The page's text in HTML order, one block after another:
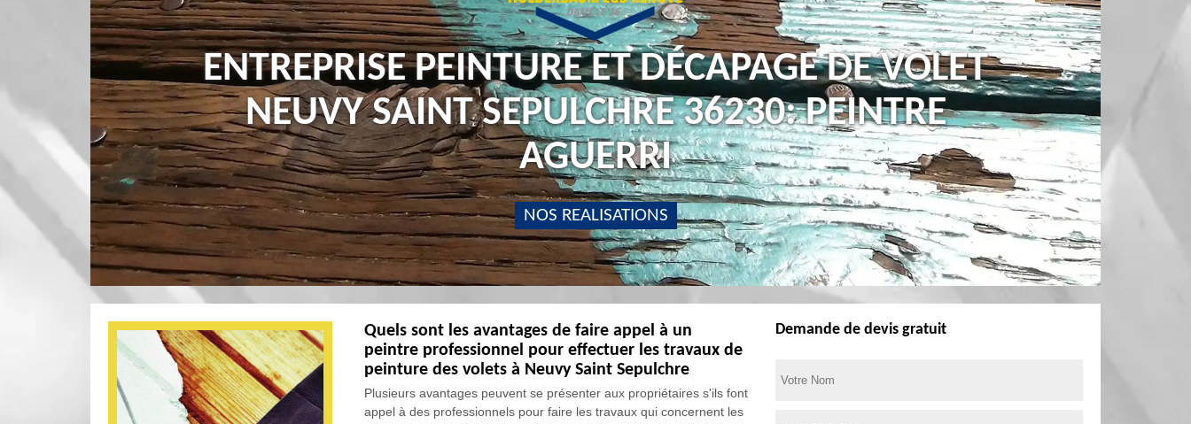
ENTREPRISE PEINTURE ET DÉCAPAGE DE VOLET
NEUVY SAINT SEPULCHRE 36230: PEINTRE
AGUERRI
NOS REALISATIONS
Quels sont les avantages de faire appel à un
peintre professionnel pour effectuer les travaux de
peinture des volets à Neuvy Saint Sepulchre
Plusieurs avantages peuvent se présenter aux propriétaires s'ils font
appel à des professionnels pour faire les travaux qui concernent les
Demande de devis gratuit